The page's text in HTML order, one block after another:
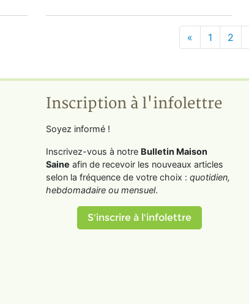
« 1 2
Inscription à l'infolettre
Soyez informé !
Inscrivez-vous à notre Bulletin Maison
Saine afin de recevoir les nouveaux articles
selon la fréquence de votre choix : quotidien,
hebdomadaire ou mensuel.
S'inscrire à l'infolettre